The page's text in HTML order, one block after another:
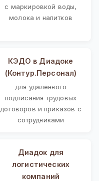
с маркировкой воды,
молока и напитков
КЭДО в Диадоке
(Контур.Персонал)
для удаленного
подписания трудовых
договоров и приказов с
сотрудниками
Диадок для
логистических
компаний